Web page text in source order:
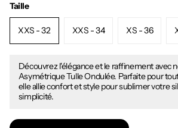
Taille
XXS - 32 XXS - 34 XS - 36
Découvrez l'élégance et le raffinement avec
Asymétrique Tulle Ondulée. Parfaite pour
elle allie confort et style pour sublimer votre
simplicité.